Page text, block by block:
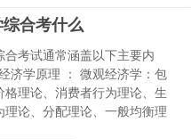
合考什么
合考试通常涵盖以下主要内
济学原理 ： 微观经济学：包
格理论、消费者行为理论、生
理论、分配理论、一般均衡理